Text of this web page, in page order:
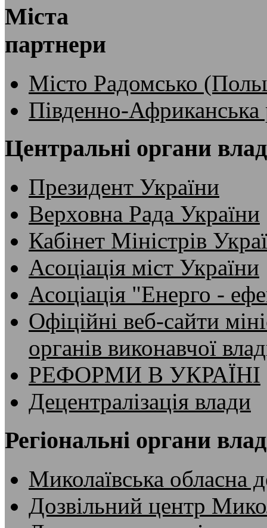
Міста
партнери
Місто Радомсько
Південно-Африканська
Центральні органи
Президент України
Верховна Рада України
Кабінет Міністрів
Асоціація міст України
Асоціація "Енерго -
Офіційні веб-сайти
органів виконавчої
РЕФОРМИ В УКРАЇНІ
Децентралізація влади
Регіональні органи
Миколаївська обласна
Дозвільний центр